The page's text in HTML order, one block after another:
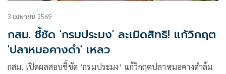
3 เมษายน 2569
กสม. ชี้ชัด 'กรมประมง' ละเมิดสิทธิ! แก้วิกฤต
'ปลาหมอคางดำ' เหลว
กสม. เปิดผลสอบชี้ชัด ‘กรมประมง’ แก้วิกฤตปลาหมอคางดำล้ม